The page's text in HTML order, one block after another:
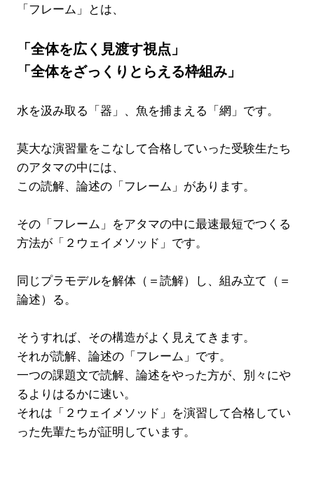
「フレーム」とは、
「全体を広く見渡す視点」
「全体をざっくりとらえる枠組み」
水を汲み取る「器」、魚を捕まえる「網」です。
莫大な演習量をこなして合格していった受験生たち
のアタマの中には、
この読解、論述の「フレーム」があります。
その「フレーム」をアタマの中に最速最短でつくる
方法が「２ウェイメソッド」です。
同じプラモデルを解体（＝読解）し、組み立て（＝
論述）る。
そうすれば、その構造がよく見えてきます。
それが読解、論述の「フレーム」です。
一つの課題文で読解、論述をやった方が、別々にや
るよりはるかに速い。
それは「２ウェイメソッド」を演習して合格してい
った先輩たちが証明しています。